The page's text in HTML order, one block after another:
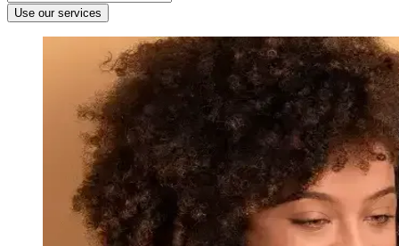
Use our services